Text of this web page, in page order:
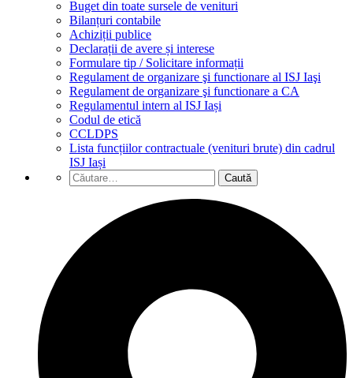
Buget din toate sursele de venituri
Bilanțuri contabile
Achiziții publice
Declarații de avere și interese
Formulare tip / Solicitare informații
Regulament de organizare şi functionare al ISJ Iaşi
Regulament de organizare şi functionare a CA
Regulamentul intern al ISJ Iași
Codul de etică
CCLDPS
Lista funcțiilor contractuale (venituri brute) din cadrul
ISJ Iași
Caută
după: